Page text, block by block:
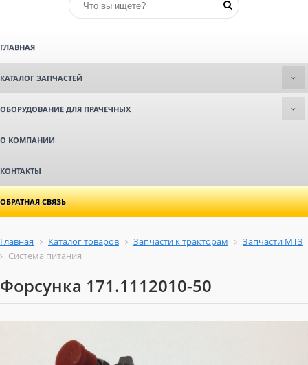
ГЛАВНАЯ
КАТАЛОГ ЗАПЧАСТЕЙ
ОБОРУДОВАНИЕ ДЛЯ ПРАЧЕЧНЫХ
О КОМПАНИИ
КОНТАКТЫ
ОБРАТНАЯ СВЯЗЬ
Главная Каталог товаров Запчасти к тракторам
Запчасти МТЗ
Система питания
Форсунка 171.1112010-50